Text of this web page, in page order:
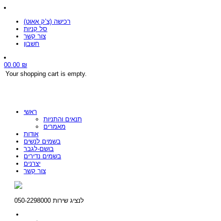
רכישה (צ’ק אאוט)
סל קניות
צור קשר
חשבון
00.00 ₪
Your shopping cart is empty.
ראשי
תנאים והתניות
מאמרים
אודות
בשמים לנשים
בושם-לגבר
בשמים נדירים
יצרנים
צור קשר
לנציג שירות 050-2298000